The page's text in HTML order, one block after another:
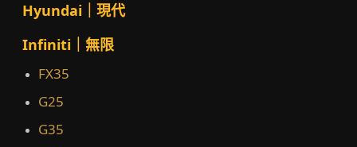
Hyundai｜現代
Infiniti｜無限
FX35
G25
G35